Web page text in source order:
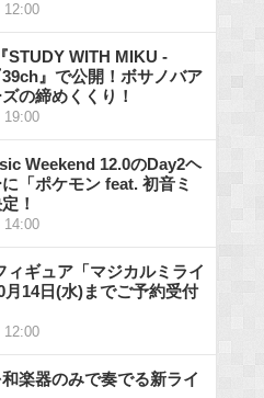
12:00
STUDY WITH MIKU -
』で公開！ボサノバア
の締めくくり！
19:00
Weekend 12.0のDay2ヘ
「ポケモン feat. 初音ミ
！
14:00
ィギュア「マジカルミライ
月14日(水)までご予約受付
12:00
楽器のみで奏でる新ライ